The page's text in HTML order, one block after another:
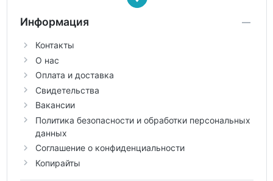
Информация
Контакты
О нас
Оплата и доставка
Свидетельства
Вакансии
Политика безопасности и обработки персональных
данных
Соглашение о конфиденциальности
Копирайты